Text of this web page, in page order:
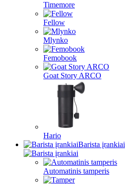
Timemore
Fellow
Mlynko
Femobook
Goat Story ARCO
Hario
Barista įrankiai
Automatinis tamperis